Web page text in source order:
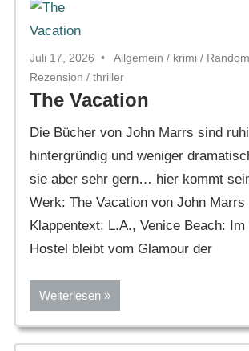
Juli 17, 2026 Allgemein / krimi /
Rezension / thriller
The Vacation
Die Bücher von John Marrs sind
hintergründig und weniger
sie aber sehr gern… hier kommt
Werk: The Vacation von John Marrs
Klappentext: L.A., Venice Beach: Im
Hostel bleibt vom Glamour der
Weiterlesen